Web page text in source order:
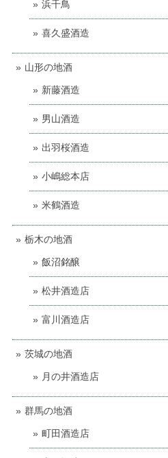
浜千鳥
喜久盛酒造
山形の地酒
新藤酒造
男山酒造
出羽桜酒造
小嶋総本店
米鶴酒造
栃木の地酒
飯沼銘醸
松井酒造店
富川酒造店
茨城の地酒
月の井酒造店
群馬の地酒
町田酒造店